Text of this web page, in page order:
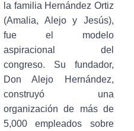
la familia Hernández Ortiz
(Amalia, Alejo y Jesús),
fue el modelo
aspiracional del
congreso. Su fundador,
Don Alejo Hernández,
construyó una
organización de más de
5,000 empleados sobre